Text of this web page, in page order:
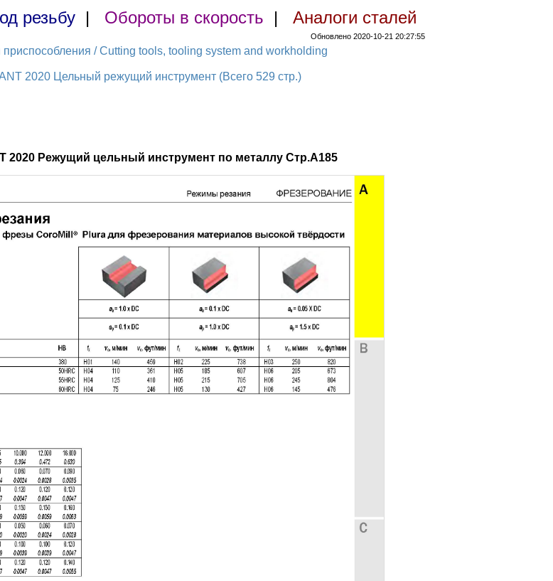
резьбу | Обороты в скорость | Аналоги сталей
Обновлено 2020-10-21 20:27:55
/ Cutting tools, tooling system and workholding
2020 Цельный режущий инструмент (Всего 529 стр.)
2020 Режущий цельный инструмент по металлу Стр.A185